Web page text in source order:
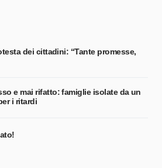
dei cittadini: “Tante promesse,
e mai rifatto: famiglie isolate da un
i ritardi